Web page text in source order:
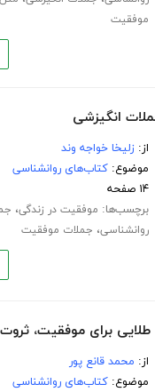
موفقیت
انگیزشی
از:زلیخا خواجه وند
موضوع:کتاب‌های روانشناسی
۱۴ صفحه
برچسب‌ها: موفقیت در زندگی،
روانشناسی، جملات موفقیت
طلایی برای موفقیت،
از: محمد قانع پور
موضوع:کتاب‌های روانشناسی